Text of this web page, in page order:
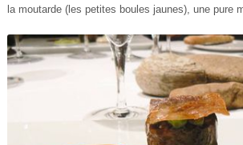
la moutarde (les petites boules jaunes), une pure